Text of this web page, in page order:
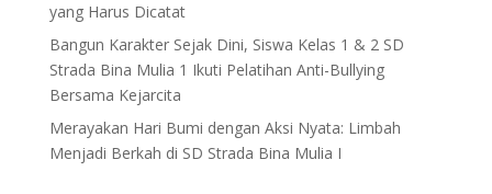
yang Harus Dicatat
Bangun Karakter Sejak Dini, Siswa Kelas 1 & 2 SD
Strada Bina Mulia 1 Ikuti Pelatihan Anti-Bullying
Bersama Kejarcita
Merayakan Hari Bumi dengan Aksi Nyata: Limbah
Menjadi Berkah di SD Strada Bina Mulia I